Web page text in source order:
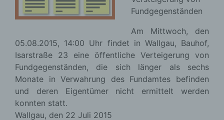
Am Mittwoch, den
05.08.2015, 14:00 Uhr findet in Wallgau, Bauhof,
Isarstraße 23 eine öffentliche Verteigerung von
Fundgegenständen, die sich länger als sechs
Monate in Verwahrung des Fundamtes befinden
und deren Eigentümer nicht ermittelt werden
konnten statt.
Wallgau, den 22 Juli 2015
Disclaimer
über einen Internetbrowser auf einem
Computersystem abgelegt und gespeichert
LocalStorage und SessionStorage durch
entsprechende Einstellung in Ihrem Browser
verhindern.
Zahlreiche Internetseiten und Server verwenden
Cookies. Viele Cookies enthalten eine sogenannte
Cookie-ID. Eine Cookie-ID ist eine eindeutige
Kennung des Cookies. Sie besteht aus einer